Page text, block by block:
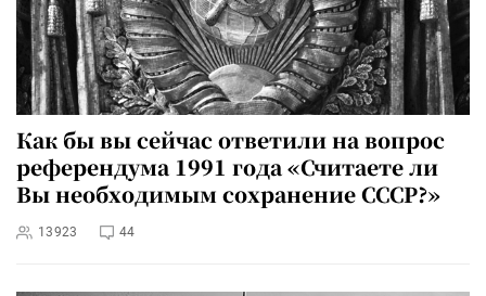
Как бы вы сейчас ответили на вопрос
референдума 1991 года «Считаете ли
Вы необходимым сохранение СССР?»
13923 44